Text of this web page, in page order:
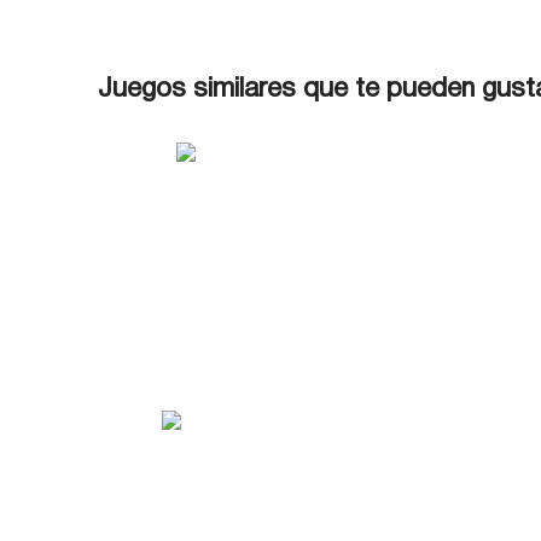
Juegos similares que te pueden